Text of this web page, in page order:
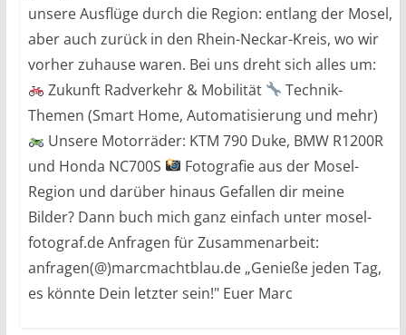
unsere Ausflüge durch die Region: entlang der Mosel,
aber auch zurück in den Rhein-Neckar-Kreis, wo wir
vorher zuhause waren. Bei uns dreht sich alles um:
Zukunft Radverkehr & Mobilität
Technik-
Themen (Smart Home, Automatisierung und mehr)
Unsere Motorräder: KTM 790 Duke, BMW R1200R
und Honda NC700S
Fotografie aus der Mosel-
Region und darüber hinaus Gefallen dir meine
Bilder? Dann buch mich ganz einfach unter mosel-
fotograf.de Anfragen für Zusammenarbeit:
anfragen(@)marcmachtblau.de „Genieße jeden Tag,
es könnte Dein letzter sein!" Euer Marc